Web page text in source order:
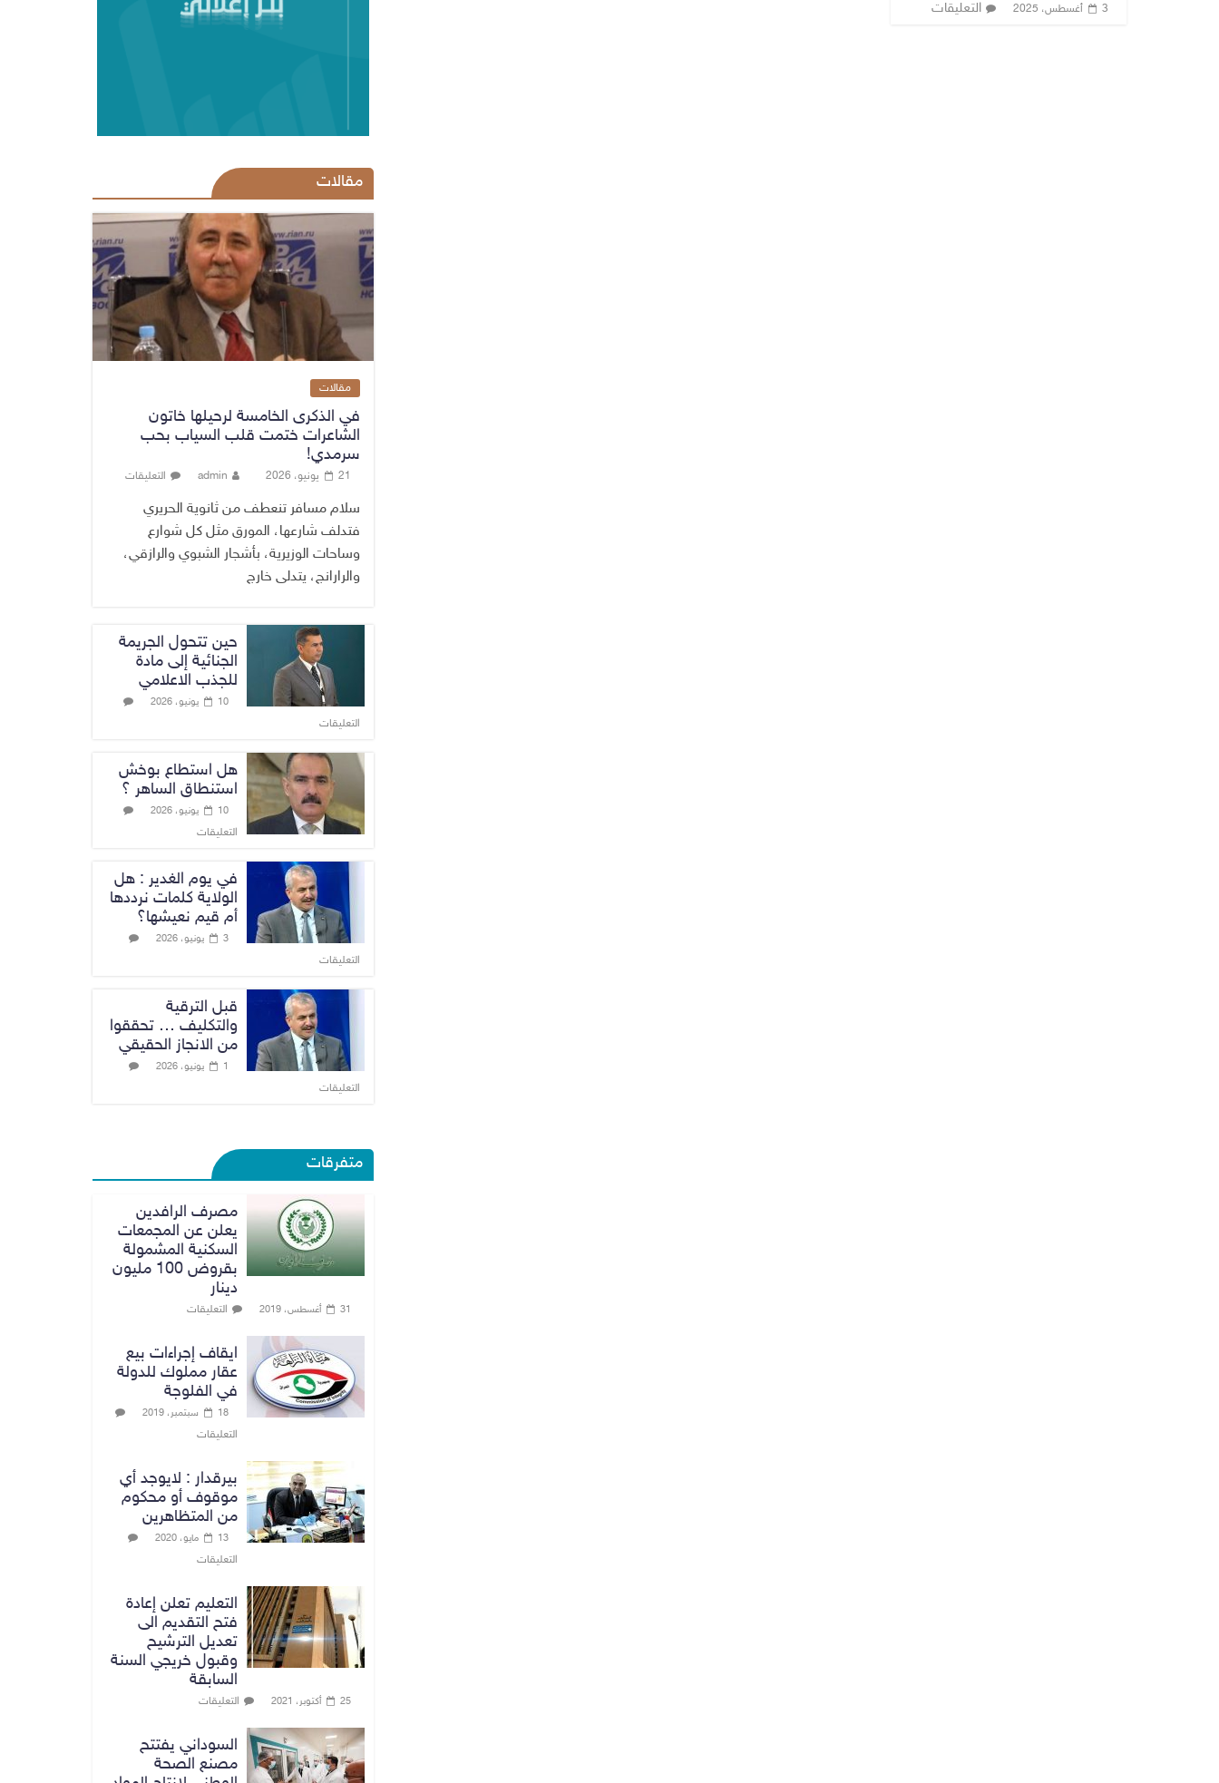
3 أغسطس، 2025 التعليقات
مقالات
مقالات
في الذكرى الخامسة لرحيلها خاتون
الشاعرات ختمت قلب السياب بحب
سرمدي!
21 يونيو، 2026 admin التعليقات
سلام مسافر تنعطف من ثانوية الحريري
فتدلف شارعها، المورق مثل كل شوارع
وساحات الوزيرية، بأشجار الشبوي والرازقي،
والرارانج، يتدلى خارج
حين تتحول الجريمة
الجنائية إلى مادة
للجذب الاعلامي
10 يونيو، 2026
التعليقات
هل استطاع بوخش
استنطاق الساهر ؟
10 يونيو، 2026
التعليقات
في يوم الغدير : هل
الولاية كلمات نرددها
أم قيم نعيشها؟
3 يونيو، 2026
التعليقات
قبل الترقية
والتكليف … تحققوا
من الانجاز الحقيقي
1 يونيو، 2026
التعليقات
متفرقات
مصرف الرافدين
يعلن عن المجمعات
السكنية المشمولة
بقروض 100 مليون
دينار
31 أغسطس، 2019 التعليقات
ايقاف إجراءات بيع
عقار مملوك للدولة
في الفلوجة
18 سبتمبر، 2019
التعليقات
بيرقدار : لايوجد أي
موقوف أو محكوم
من المتظاهرين
13 مايو، 2020
التعليقات
التعليم تعلن إعادة
فتح التقديم الى
تعديل الترشيح
وقبول خريجي السنة
السابقة
25 أكتوبر، 2021 التعليقات
السوداني يفتتح
مصنع الصحة